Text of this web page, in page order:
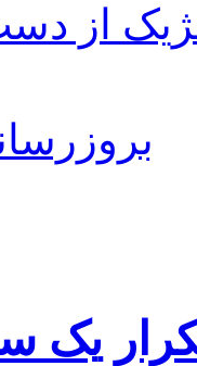
از
بروزرسانی : 49
یک